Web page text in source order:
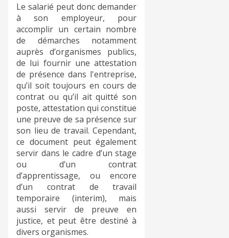
Le salarié peut donc demander
à son employeur, pour
accomplir un certain nombre
de démarches notamment
auprès d’organismes publics,
de lui fournir une attestation
de présence dans l'entreprise,
qu’il soit toujours en cours de
contrat ou qu’il ait quitté son
poste, attestation qui constitue
une preuve de sa présence sur
son lieu de travail. Cependant,
ce document peut également
servir dans le cadre d’un stage
ou d’un contrat
d’apprentissage, ou encore
d’un contrat de travail
temporaire (interim), mais
aussi servir de preuve en
justice, et peut être destiné à
divers organismes.